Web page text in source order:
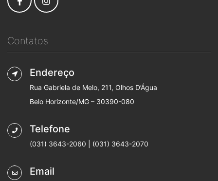
Contatos
Endereço
Rua Gabriela de Melo, 211, Olhos D’Água
Belo Horizonte/MG – 30390-080
Telefone
(031) 3643-2060 | (031) 3643-2070
Email